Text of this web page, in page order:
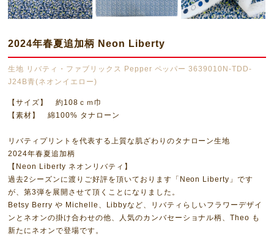
2024年春夏追加柄 Neon Liberty
生地 リバティ・ファブリックス Pepper ペッパー 3639010N-TDD-
J24B青(ネオンイエロー)
【サイズ】 約108ｃｍ巾
【素材】 綿100% タナローン
リバティプリントを代表する上質な肌ざわりのタナローン生地
2024年春夏追加柄
【Neon Liberty ネオンリバティ】
過去2シーズンに渡りご好評を頂いております「Neon Liberty」です
が、第3弾を展開させて頂くことになりました。
Betsy Berry や Michelle、Libbyなど、リバティらしいフラワーデザイ
ンとネオンの掛け合わせの他、人気のカンバセーショナル柄、Theo も
新たにネオンで登場です。